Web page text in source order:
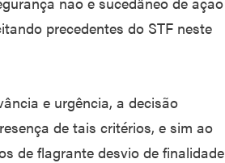
precedentes do STF neste
e urgência, a decisão
de tais critérios, e sim ao
de flagrante desvio de finalidade